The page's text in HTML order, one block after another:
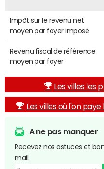
Impôt sur le revenu net
moyen par foyer imposé
Revenu fiscal de référence
moyen par foyer
Les villes les
Les villes où l'on
A ne pas manquer
Recevez nos astuces et
mail.